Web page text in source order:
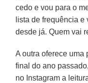
cedo e vou para o
lista de frequência
desde já. Quem vai
A outra oferece
final do ano
no Instagram a